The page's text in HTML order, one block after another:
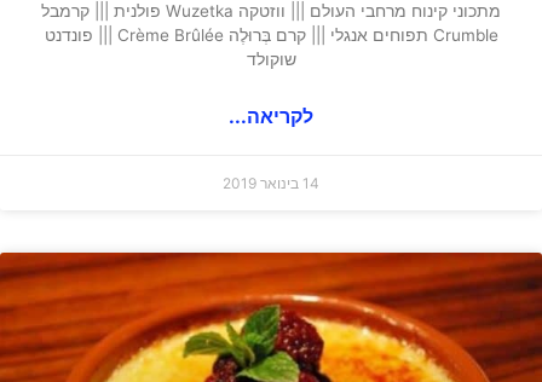
מתכוני קינוח מרחבי העולם ||| ווזטקה Wuzetka פולנית ||| קרמבל
Crumble תפוחים אנגלי ||| קרם בְּרוּלֶה Crème Brûlée ||| פונדנט
שוקולד
לקריאה...
14 בינואר 2019